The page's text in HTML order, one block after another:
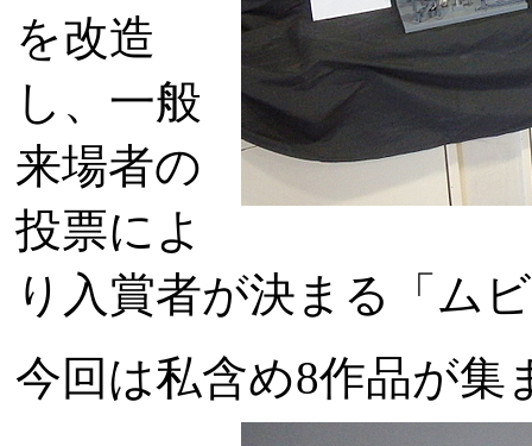
を改造
し、一般
来場者の
投票によ
り入賞者が決まる「ム
今回は私含め8作品が集